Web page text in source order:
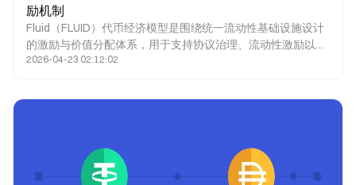
励机制
Fluid（FLUID）代币经济模型是围绕统一流动性基础设施设计
的激励与价值分配体系，用于支持协议治理、流动性激励以及
生态发展。随着统一流动性 DeFi 协议的发展，FLUID 代币成
2026-04-23 02:12:02